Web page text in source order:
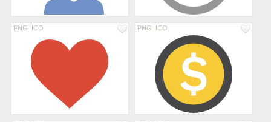
PNG ICO PNG ICO